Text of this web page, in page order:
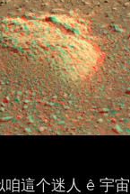
咱這个迷人 ê 宇